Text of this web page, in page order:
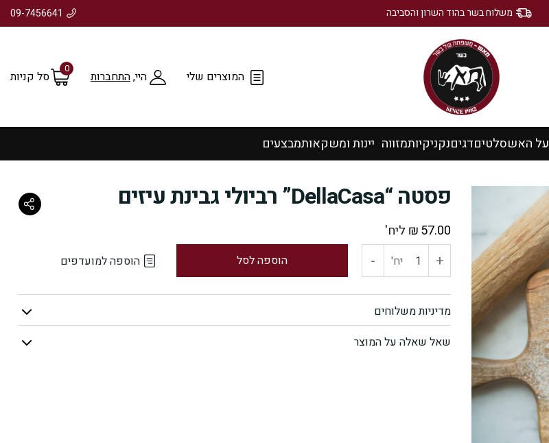
משלוח בשר בהוד השרון והסביבה 09-7456641
המוצרים שלי היי,התחברות
0
סל קניות
על האשסלטיםדגיםנקניקיותמזווה יינות ומשקאותמבצעים
פסטה “DellaCasa” רביולי גבינת עיזים
₪57.00 ליח'
+ כמות יח' - הוספה לסל הוספה למועדפים
מדיניות משלוחים
שאל שאלה על המוצר